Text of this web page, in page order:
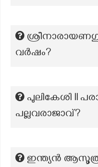
വർഷം?
പുലികേശി II
പല്ലവരാജാവ്?
ഇന്ത്യൻ